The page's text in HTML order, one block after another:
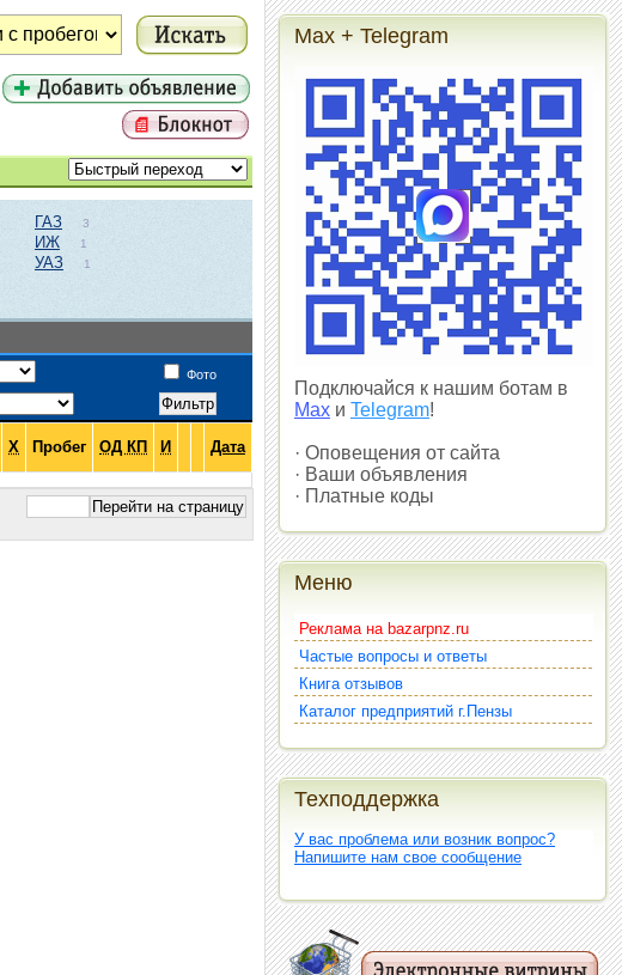
ГАЗ 3
ИЖ 1
УАЗ 1
Фото
Х Пробег ОД КП И Дата
Max + Telegram
Подключайся к нашим ботам в
Max и Telegram!
· Оповещения от сайта
· Ваши объявления
· Платные коды
Меню
Реклама на bazarpnz.ru
Частые вопросы и ответы
Книга отзывов
Каталог предприятий г.Пензы
Техподдержка
У вас проблема или возник вопрос?
Напишите нам свое сообщение